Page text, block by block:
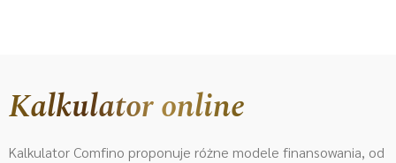
Kalkulator online
Kalkulator Comfino proponuje różne modele finansowania, od